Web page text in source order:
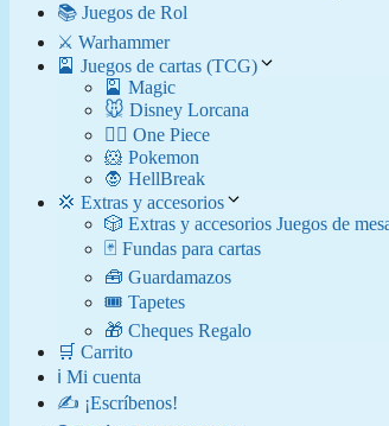
📚 Juegos de Rol
⚔️ Warhammer
🎴 Juegos de cartas (TCG)
🎴 Magic
🐭 Disney Lorcana
🏴‍☠️ One Piece
🐹 Pokemon
🧛​ HellBreak
💢 Extras y accesorios
🎲 Extras y accesorios Juegos de
🃏 Fundas para cartas
🧰 Guardamazos
🎟️ Tapetes
🎁 Cheques Regalo
🛒 Carrito
ℹ️ Mi cuenta
✍️ ¡Escríbenos!